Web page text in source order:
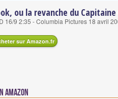
ou la revanche du
16/9 2:35 - Columbia Pictures 18 avril
sur Amazon.fr
Amazon